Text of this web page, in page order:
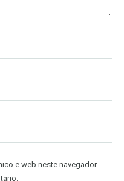
e web neste navegador